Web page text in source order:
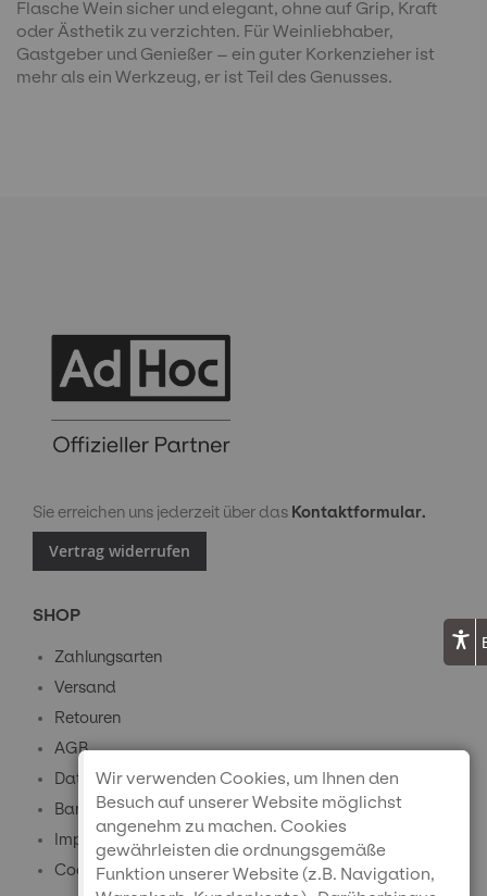
Flasche Wein sicher und elegant, ohne auf Grip, Kraft
oder Ästhetik zu verzichten. Für Weinliebhaber,
Gastgeber und Genießer – ein guter Korkenzieher ist
mehr als ein Werkzeug, er ist Teil des Genusses.
Sie erreichen uns jederzeit über das Kontaktformular.
Vertrag widerrufen
SHOP
Zahlungsarten
Versand
Retouren
AGB
Datenschutz
Barrierefreiheitserklärung
Impressum
Cookie-Einstellungen
Wir verwenden Cookies, um Ihnen den
Besuch auf unserer Website möglichst
angenehm zu machen. Cookies
gewährleisten die ordnungsgemäße
Funktion unserer Website (z.B. Navigation,